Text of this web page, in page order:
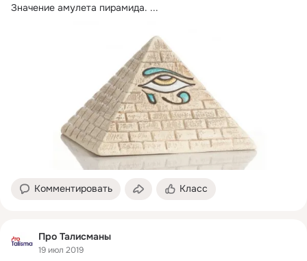
Значение амулета пирамида. ...
Комментировать Класс
Про Талисманы
19 июл 2019